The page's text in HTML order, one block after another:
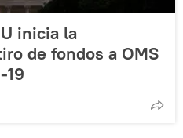
inicia la
de fondos a OMS
19